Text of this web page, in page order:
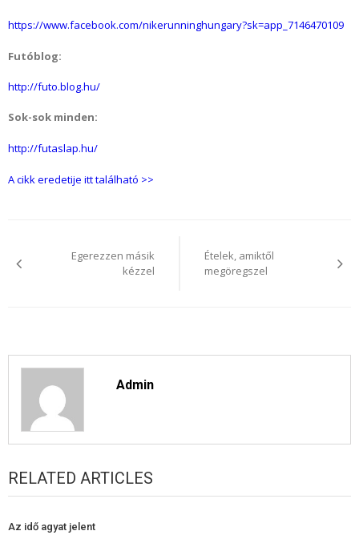
https://www.facebook.com/nikerunninghungary?sk=app_7146470109
Futóblog:
http://futo.blog.hu/
Sok-sok minden:
http://futaslap.hu/
A cikk eredetije itt található >>
Egerezzen másik
kézzel
Ételek, amiktől
megöregszel
Admin
RELATED ARTICLES
Az idő agyat jelent